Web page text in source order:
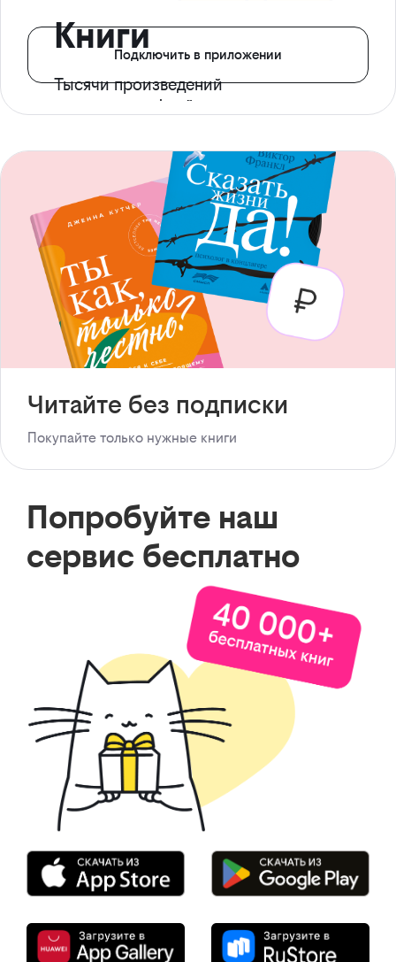
Книги
Тысячи произведений
с доступом офлайн
Подключить в приложении
Читайте без подписки
Покупайте только нужные книги
Попробуйте наш
сервис бесплатно